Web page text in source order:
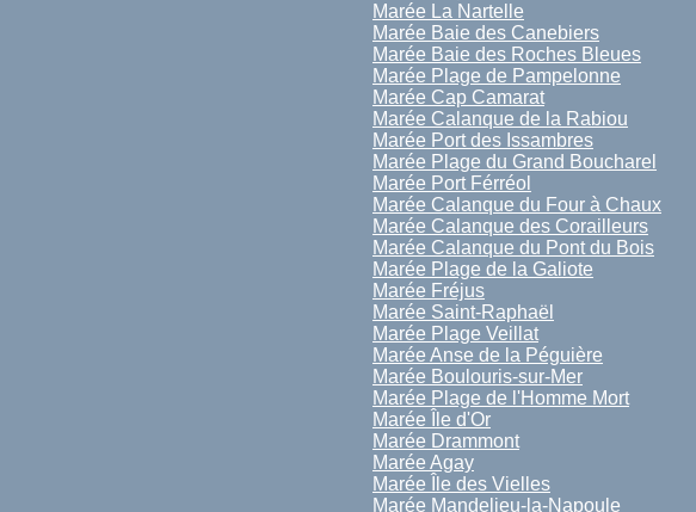
Marée La Nartelle
Marée Baie des Canebiers
Marée Baie des Roches Bleues
Marée Plage de Pampelonne
Marée Cap Camarat
Marée Calanque de la Rabiou
Marée Port des Issambres
Marée Plage du Grand Boucharel
Marée Port Férréol
Marée Calanque du Four à Chaux
Marée Calanque des Corailleurs
Marée Calanque du Pont du Bois
Marée Plage de la Galiote
Marée Fréjus
Marée Saint-Raphaël
Marée Plage Veillat
Marée Anse de la Péguière
Marée Boulouris-sur-Mer
Marée Plage de l'Homme Mort
Marée Île d'Or
Marée Drammont
Marée Agay
Marée Île des Vielles
Marée Mandelieu-la-Napoule